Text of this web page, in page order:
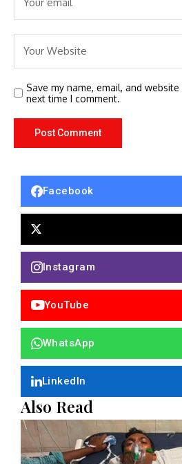
Save my name, email, and
next time I comment.
Facebook
Instagram
YouTube
WhatsApp
LinkedIn
Also Read